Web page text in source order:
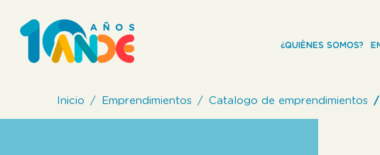
¿QUIÈNES SOMOS?
Inicio Emprendimientos Catalogo de emprendimientos